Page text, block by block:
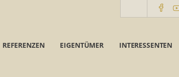
REFERENZEN EIGENTÜMER INTERESSENTEN